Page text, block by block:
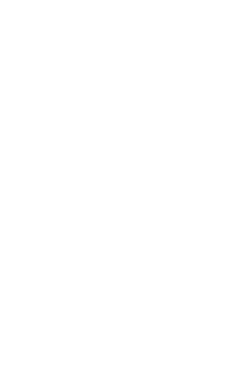
囲」に記載されて
ではありません。
製品に未対応品が
年1月12日よ